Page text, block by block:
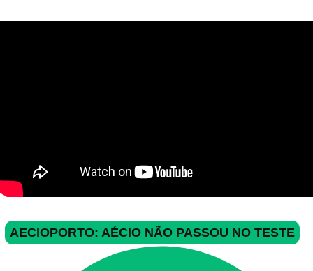
AECIOPORTO: AÉCIO NÃO PASSOU NO TESTE